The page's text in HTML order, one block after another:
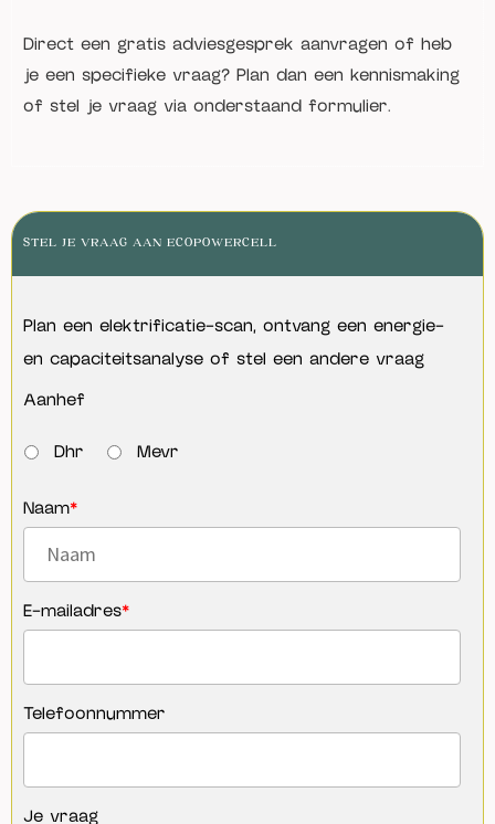
Direct een gratis adviesgesprek aanvragen of heb
je een specifieke vraag? Plan dan een kennismaking
of stel je vraag via onderstaand formulier.
STEL JE VRAAG AAN ECOPOWERCELL
Plan een elektrificatie-scan, ontvang een energie-
en capaciteitsanalyse of stel een andere vraag
Aanhef
Dhr Mevr
Naam*
E-mailadres*
Telefoonnummer
Je vraag